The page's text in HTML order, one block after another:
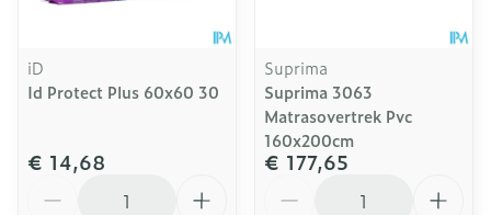
iD
Id Protect Plus 60x60 30
€ 14,68
Suprima
Suprima 3063
Matrasovertrek Pvc
160x200cm
€ 177,65